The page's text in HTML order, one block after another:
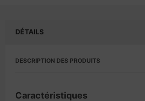
DÉTAILS
DESCRIPTION DES PRODUITS
Caractéristiques